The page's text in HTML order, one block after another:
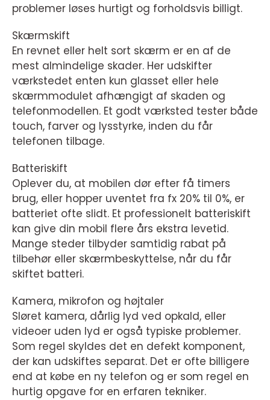
problemer løses hurtigt og forholdsvis billigt.
Skærmskift
En revnet eller helt sort skærm er en af de
mest almindelige skader. Her udskifter
værkstedet enten kun glasset eller hele
skærmmodulet afhængigt af skaden og
telefonmodellen. Et godt værksted tester både
touch, farver og lysstyrke, inden du får
telefonen tilbage.
Batteriskift
Oplever du, at mobilen dør efter få timers
brug, eller hopper uventet fra fx 20% til 0%, er
batteriet ofte slidt. Et professionelt batteriskift
kan give din mobil flere års ekstra levetid.
Mange steder tilbyder samtidig rabat på
tilbehør eller skærmbeskyttelse, når du får
skiftet batteri.
Kamera, mikrofon og højtaler
Sløret kamera, dårlig lyd ved opkald, eller
videoer uden lyd er også typiske problemer.
Som regel skyldes det en defekt komponent,
der kan udskiftes separat. Det er ofte billigere
end at købe en ny telefon og er som regel en
hurtig opgave for en erfaren tekniker.